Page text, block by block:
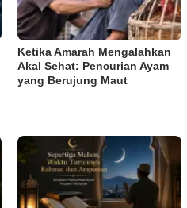
Ketika Amarah Mengalahkan
Akal Sehat: Pencurian Ayam
yang Berujung Maut